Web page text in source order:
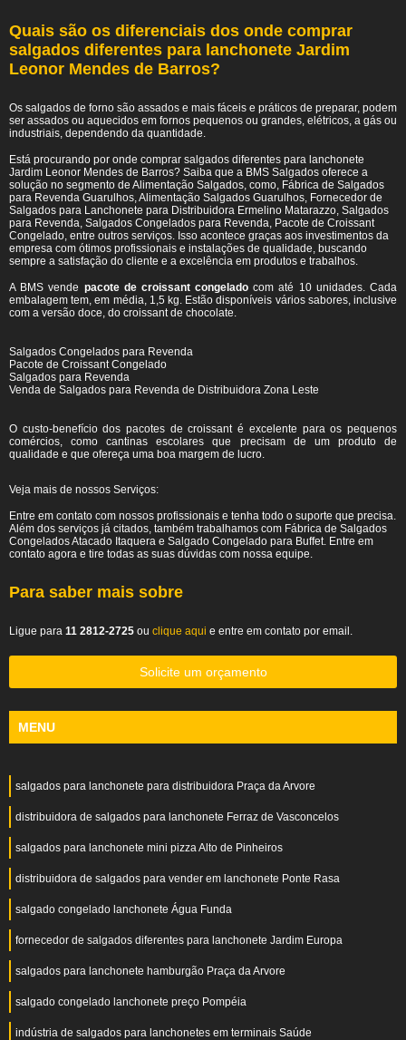
Quais são os diferenciais dos onde comprar
salgados diferentes para lanchonete Jardim
Leonor Mendes de Barros?
Os salgados de forno são assados e mais fáceis e práticos de preparar, podem
ser assados ou aquecidos em fornos pequenos ou grandes, elétricos, a gás ou
industriais, dependendo da quantidade.
Está procurando por onde comprar salgados diferentes para lanchonete
Jardim Leonor Mendes de Barros? Saiba que a BMS Salgados oferece a
solução no segmento de Alimentação Salgados, como, Fábrica de Salgados
para Revenda Guarulhos, Alimentação Salgados Guarulhos, Fornecedor de
Salgados para Lanchonete para Distribuidora Ermelino Matarazzo, Salgados
para Revenda, Salgados Congelados para Revenda, Pacote de Croissant
Congelado, entre outros serviços. Isso acontece graças aos investimentos da
empresa com ótimos profissionais e instalações de qualidade, buscando
sempre a satisfação do cliente e a excelência em produtos e trabalhos.
A BMS vende pacote de croissant congelado com até 10 unidades. Cada
embalagem tem, em média, 1,5 kg. Estão disponíveis vários sabores, inclusive
com a versão doce, do croissant de chocolate.
Salgados Congelados para Revenda
Pacote de Croissant Congelado
Salgados para Revenda
Venda de Salgados para Revenda de Distribuidora Zona Leste
O custo-benefício dos pacotes de croissant é excelente para os pequenos
comércios, como cantinas escolares que precisam de um produto de
qualidade e que ofereça uma boa margem de lucro.
Veja mais de nossos Serviços:
Entre em contato com nossos profissionais e tenha todo o suporte que precisa.
Além dos serviços já citados, também trabalhamos com Fábrica de Salgados
Congelados Atacado Itaquera e Salgado Congelado para Buffet. Entre em
contato agora e tire todas as suas dúvidas com nossa equipe.
Para saber mais sobre
Ligue para 11 2812-2725 ou clique aqui e entre em contato por email.
Solicite um orçamento
MENU
salgados para lanchonete para distribuidora Praça da Arvore
distribuidora de salgados para lanchonete Ferraz de Vasconcelos
salgados para lanchonete mini pizza Alto de Pinheiros
distribuidora de salgados para vender em lanchonete Ponte Rasa
salgado congelado lanchonete Água Funda
fornecedor de salgados diferentes para lanchonete Jardim Europa
salgados para lanchonete hamburgão Praça da Arvore
salgado congelado lanchonete preço Pompéia
indústria de salgados para lanchonetes em terminais Saúde